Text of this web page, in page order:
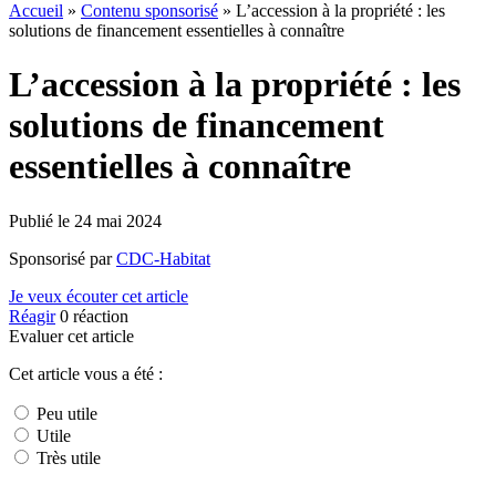
Accueil » Contenu sponsorisé » L’accession à la propriété : les
solutions de financement essentielles à connaître
L’accession à la propriété : les
solutions de financement
essentielles à connaître
Publié le 24 mai 2024
Sponsorisé parCDC-Habitat
Je veux écouter cet article
Réagir 0 réaction
Evaluer cet article
Cet article vous a été :
Peu utile
Utile
Très utile